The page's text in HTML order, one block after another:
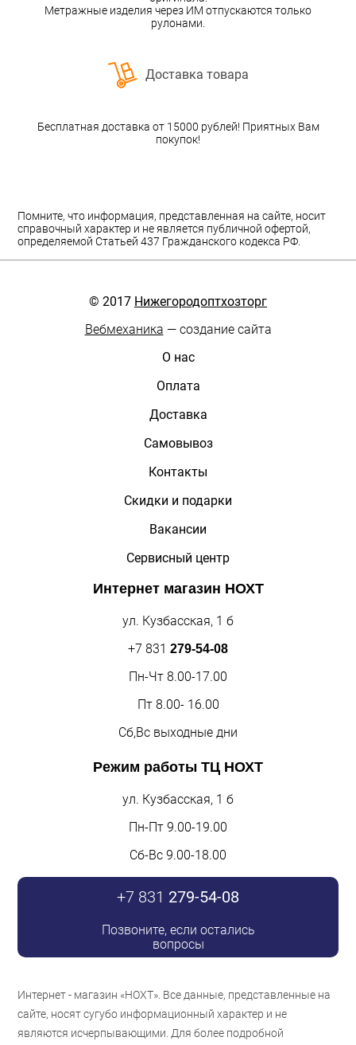
Метражные изделия через ИМ отпускаются только
рулонами.
Доставка товара
Бесплатная доставка от 15000 рублей! Приятных Вам
покупок!
Помните, что информация, представленная на сайте, носит
справочный характер и не является публичной офертой,
определяемой Статьей 437 Гражданского кодекса РФ.
© 2017 Нижегородоптхозторг
Вебмеханика — создание сайта
О нас
Оплата
Доставка
Самовывоз
Контакты
Скидки и подарки
Вакансии
Сервисный центр
Интернет магазин НОХТ
ул. Кузбасская, 1 б
+7 831 279-54-08
Пн-Чт 8.00-17.00
Пт 8.00- 16.00
Сб,Вс выходные дни
Режим работы ТЦ НОХТ
ул. Кузбасская, 1 б
Пн-Пт 9.00-19.00
Сб-Вс 9.00-18.00
+7 831 279-54-08
Позвоните, если остались
вопросы
Интернет - магазин «НОХТ». Все данные, представленные на
сайте, носят сугубо информационный характер и не
являются исчерпывающими. Для более подробной